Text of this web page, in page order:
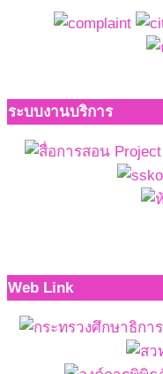
ระบบงานบริการ
Web Link